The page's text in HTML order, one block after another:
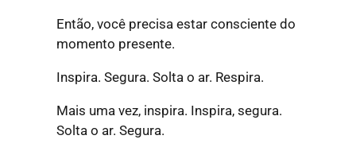
Então, você precisa estar consciente do
momento presente.
Inspira. Segura. Solta o ar. Respira.
Mais uma vez, inspira. Inspira, segura.
Solta o ar. Segura.